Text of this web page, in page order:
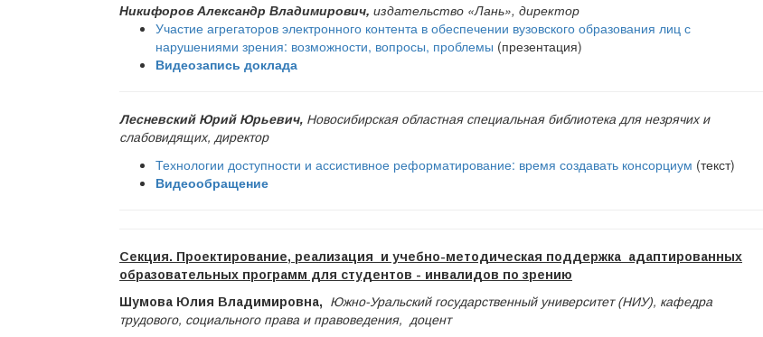
Никифоров Александр Владимирович, издательство «Лань», директор
Участие агрегаторов электронного контента в обеспечении вузовского образования лиц с
нарушениями зрения: возможности, вопросы, проблемы (презентация)
Видеозапись доклада
Лесневский Юрий Юрьевич, Новосибирская областная специальная библиотека для незрячих и
слабовидящих, директор
Технологии доступности и ассистивное реформатирование: время создавать консорциум (текст)
Видеообращение
Секция. Проектирование, реализация и учебно-методическая поддержка адаптированных
образовательных программ для студентов - инвалидов по зрению
Шумова Юлия Владимировна, Южно-Уральский государственный университет (НИУ), кафедра
трудового, социального права и правоведения, доцент